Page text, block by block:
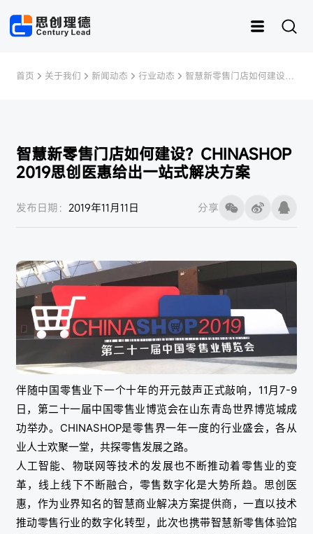
运动 女装 男装 快时尚
思创RFID 灵创RFID
样衣管理
首页 关于我们 新闻动态 行业动态
智慧新零售门店如何建设？
智慧新零售门店如何建设？CHINASHOP
2019思创医惠给出一站式解决方案
发布日期： 2019年11月11日 分享
伴随中国零售业下一个十年的开元鼓声正式敲响，11月7-9
日，第二十一届中国零售业博览会在山东青岛世界博览城成
功举办。CHINASHOP是零售界一年一度的行业盛会，各从
业人士欢聚一堂，共探零售发展之路。
人工智能、物联网等技术的发展也不断推动着零售业的变
革，线上线下不断融合，零售数字化是大势所趋。思创医
惠，作为业界知名的智慧商业解决方案提供商，一直以技术
推动零售行业的数字化转型，此次也携带智慧新零售体验馆